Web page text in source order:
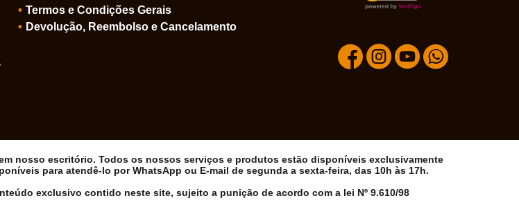
Termos e Condições Gerais
Devolução, Reembolso e Cancelamento
nosso escritório. Todos os nossos serviços e produtos estão disponíveis exclusivamente
para atendê-lo por WhatsApp ou E-mail de segunda a sexta-feira, das 10h às 17h.
exclusivo contido neste site, sujeito a punição de acordo com a lei Nº 9.610/98